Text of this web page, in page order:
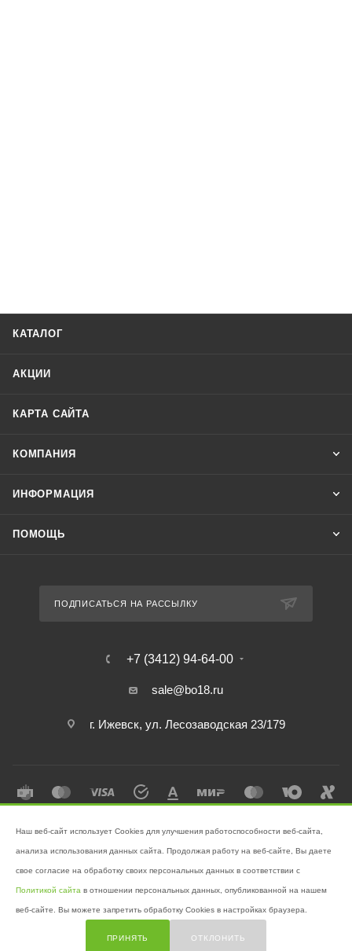
КАТАЛОГ
АКЦИИ
КАРТА САЙТА
КОМПАНИЯ
ИНФОРМАЦИЯ
ПОМОЩЬ
ПОДПИСАТЬСЯ НА РАССЫЛКУ
+7 (3412) 94-64-00
sale@bo18.ru
г. Ижевск, ул. Лесозаводская 23/179
поддержании чистоты!
Наш веб-сайт использует Cookies для улучшения работоспособности веб-сайта,
анализа использования данных сайта. Продолжая работу на веб-сайте, Вы даете
свое согласие на обработку своих персональных данных в соответствии с
Политикой сайта в отношении персональных данных, опубликованной на нашем
веб-сайте. Вы можете запретить обработку Cookies в настройках браузера.
ПРИНЯТЬ ОТКЛОНИТЬ